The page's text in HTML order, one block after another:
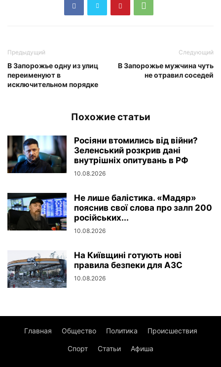
Предыдущий
В Запорожье одну из улиц
переименуют в
исключительном порядке
Следующий
В Запорожье мужчина чуть
не отравил соседей
Похожие статьи
Росіяни втомились від війни?
Зеленський розкрив дані
внутрішніх опитувань в РФ
10.08.2026
Не лише балістика. «Мадяр»
пояснив свої слова про залп 200
російських...
10.08.2026
На Київщині готують нові
правила безпеки для АЗС
10.08.2026
Главная Общество Политика Происшествия
Спорт Статьи Афиша